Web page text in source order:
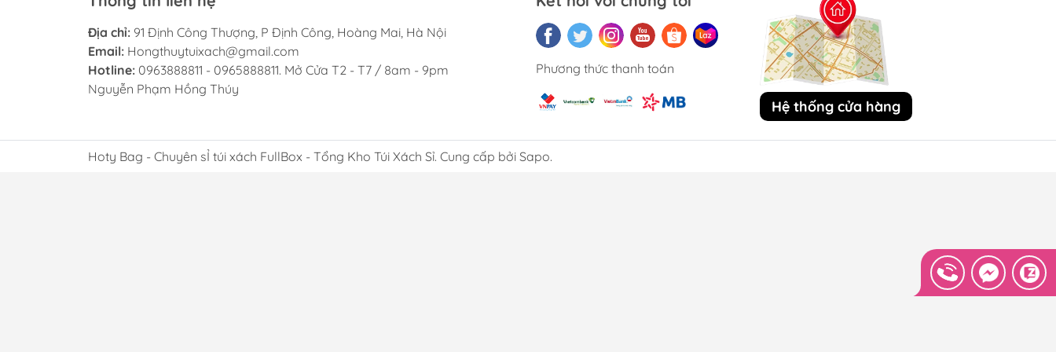
Địa chỉ: 91 Định Công Thượng, P Định Công, Hoàng Mai, Hà Nội
Email: Hongthuytuixach@gmail.com
Hotline: 0963888811 - 0965888811. Mở Cửa T2 - T7 / 8am - 9pm
Nguyễn Phạm Hồng Thúy
Phương thức thanh toán
Hệ thống cửa hàng
Hoty Bag - Chuyên sỈ túi xách FullBox - Tổng Kho Túi Xách Sỉ. Cung cấp bởi Sapo.